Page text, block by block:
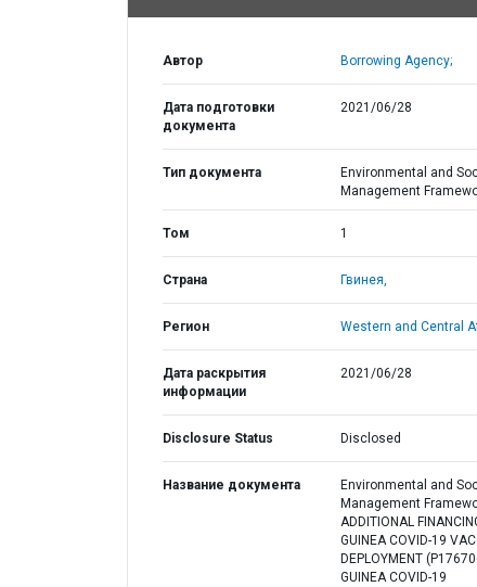
Автор Borrowing Agency;
Дата подготовки
документа
2021/06/28
Тип документа
Environmental and
Management
Том 1
Страна Гвинея,
Регион Western and Central
Дата раскрытия
информации
2021/06/28
Disclosure Status Disclosed
Название документа
Environmental and
Management
ADDITIONAL
GUINEA COVID-19
DEPLOYMENT
GUINEA COVID-19